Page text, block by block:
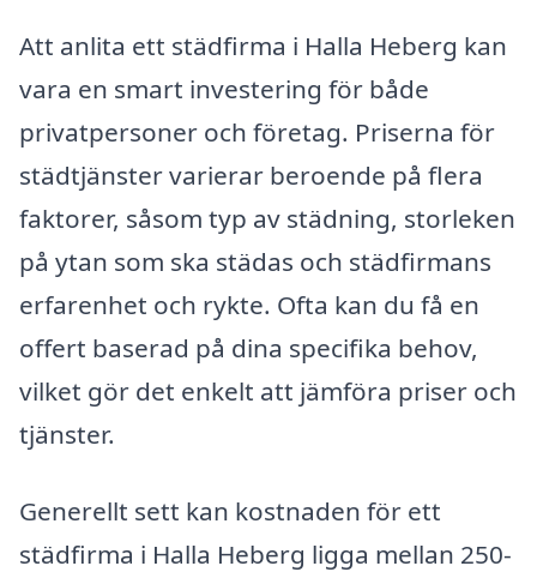
Att anlita ett städfirma i Halla Heberg kan
vara en smart investering för både
privatpersoner och företag. Priserna för
städtjänster varierar beroende på flera
faktorer, såsom typ av städning, storleken
på ytan som ska städas och städfirmans
erfarenhet och rykte. Ofta kan du få en
offert baserad på dina specifika behov,
vilket gör det enkelt att jämföra priser och
tjänster.
Generellt sett kan kostnaden för ett
städfirma i Halla Heberg ligga mellan 250-